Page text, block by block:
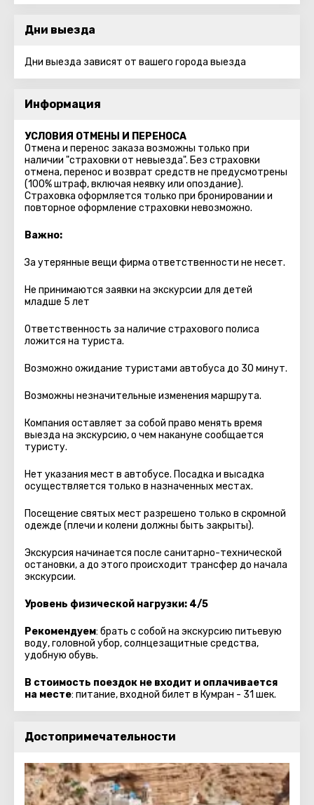
Дни выезда
Дни выезда зависят от вашего города выезда
Информация
УСЛОВИЯ ОТМЕНЫ И ПЕРЕНОСА
Отмена и перенос заказа возможны только при
наличии "страховки от невыезда". Без страховки
отмена, перенос и возврат средств не предусмотрены
(100% штраф, включая неявку или опоздание).
Страховка оформляется только при бронировании и
повторное оформление страховки невозможно.
Важно:
За утерянные вещи фирма ответственности не несет.
Не принимаются заявки на экскурсии для детей
младше 5 лет
Ответственность за наличие страхового полиса
ложится на туриста.
Возможно ожидание туристами автобуса до 30 минут.
Возможны незначительные изменения маршрута.
Компания оставляет за собой право менять время
выезда на экскурсию, о чем накануне сообщается
туристу.
Нет указания мест в автобуcе. Посадка и высадка
осуществляется только в назначенных местах.
Посещение святых мест разрешено только в скромной
одежде (плечи и колени должны быть закрыты).
Экскурсия начинается после санитарно-технической
остановки, а до этого происходит трансфер до начала
экскурсии.
Уровень физической нагрузки: 4/5
Рекомендуем: брать с собой на экскурсию питьевую
воду, головной убор, солнцезащитные средства,
удобную обувь.
В стоимость поездок не входит и оплачивается
на месте: питание, входной билет в Кумран - 31 шек.
Достопримечательности